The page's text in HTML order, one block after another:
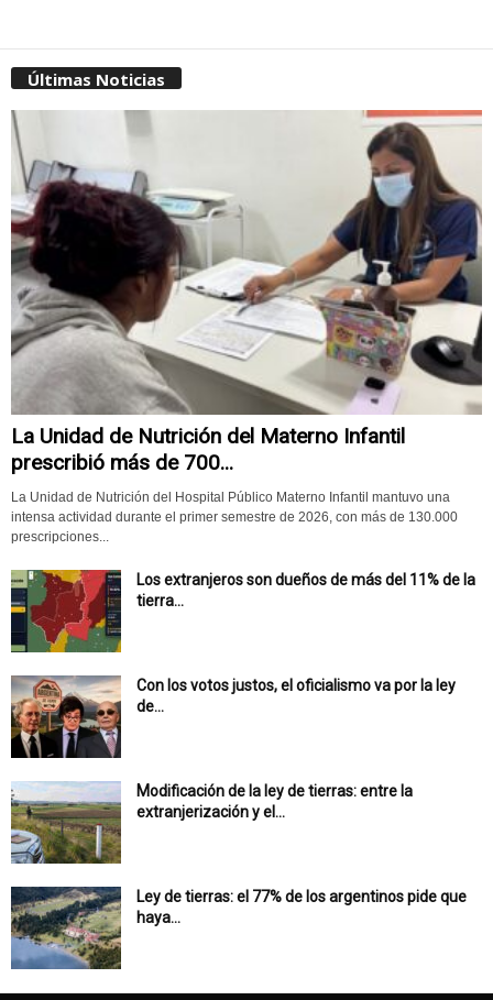
Últimas Noticias
La Unidad de Nutrición del Materno Infantil
prescribió más de 700...
La Unidad de Nutrición del Hospital Público Materno Infantil mantuvo una
intensa actividad durante el primer semestre de 2026, con más de 130.000
prescripciones...
Los extranjeros son dueños de más del 11% de la
tierra...
Con los votos justos, el oficialismo va por la ley
de...
Modificación de la ley de tierras: entre la
extranjerización y el...
Ley de tierras: el 77% de los argentinos pide que
haya...